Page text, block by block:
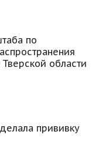
по
области
прививку